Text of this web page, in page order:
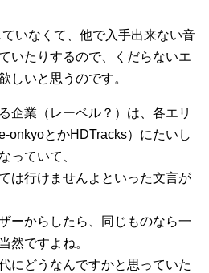
いなくて、他で入手出来ない音
いたりするので、くだらないエ
しいと思うのです。
企業（レーベル？）は、各エリ
onkyoとかHDTracks）にたいし
っていて、
は行けませんよといった文言が
ーからしたら、同じものなら一
然ですよね。
にどうなんですかと思っていた